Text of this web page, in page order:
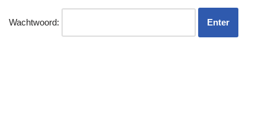
Wachtwoord: